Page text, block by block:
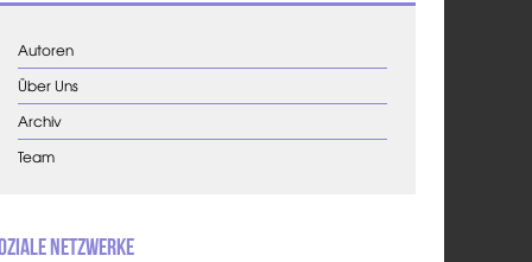
Autoren
Über Uns
Archiv
Team
Netzwerke